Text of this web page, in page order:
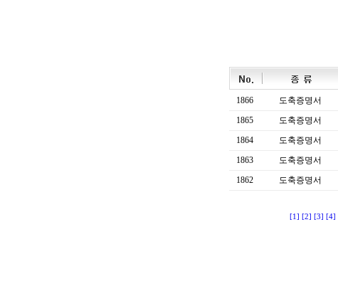
1866 도축증명서
1865
도축증명서
1864
도축증명서
1863
도축증명서
1862
도축증명서
[1] [2] [3] [4]